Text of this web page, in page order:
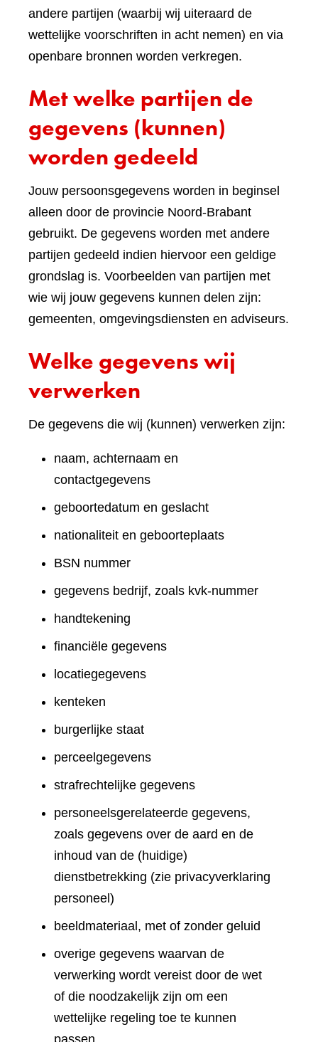
andere partijen (waarbij wij uiteraard de
wettelijke voorschriften in acht nemen) en via
openbare bronnen worden verkregen.
Met welke partijen de
gegevens (kunnen)
worden gedeeld
Jouw persoonsgegevens worden in beginsel
alleen door de provincie Noord-Brabant
gebruikt. De gegevens worden met andere
partijen gedeeld indien hiervoor een geldige
grondslag is. Voorbeelden van partijen met
wie wij jouw gegevens kunnen delen zijn:
gemeenten, omgevingsdiensten en adviseurs.
Welke gegevens wij
verwerken
De gegevens die wij (kunnen) verwerken zijn:
naam, achternaam en
contactgegevens
geboortedatum en geslacht
nationaliteit en geboorteplaats
BSN nummer
gegevens bedrijf, zoals kvk-nummer
handtekening
financiële gegevens
locatiegegevens
kenteken
burgerlijke staat
perceelgegevens
strafrechtelijke gegevens
personeelsgerelateerde gegevens,
zoals gegevens over de aard en de
inhoud van de (huidige)
dienstbetrekking (zie privacyverklaring
personeel)
beeldmateriaal, met of zonder geluid
overige gegevens waarvan de
verwerking wordt vereist door de wet
of die noodzakelijk zijn om een
wettelijke regeling toe te kunnen
passen